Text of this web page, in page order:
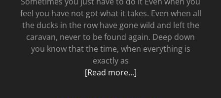
feel you have not got what it takes. Even when all
the ducks in the row have gone wild and left the
caravan, never to be found again. Deep down
you know that the time, when everything is
exactly as
[Read more...]Just